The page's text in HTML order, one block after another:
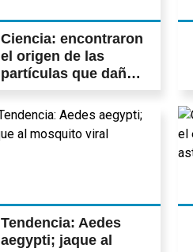
Ciencia: encontraron
el origen de las
partículas que dañan
satélites espaciales
Tendencia: Aedes
aegypti; jaque al